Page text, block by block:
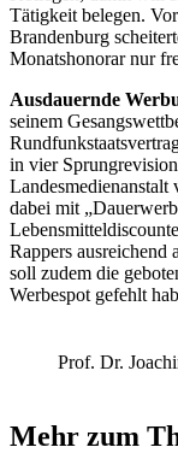
Tätigkeit belegen.
Brandenburg
Monatshonorar nur
Ausdauernde
seinem
in vier
dabei mit
Rappers ausreichend
soll zudem die
Werbespot gefehlt
Prof. Dr.
Mehr zum